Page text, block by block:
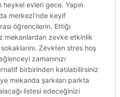
heykel evleri gece. Yapın
merkezi’nde keyif
öğrencilerin. Ettiği
mekanlardan zevke etkinlik
Zevkten stres hoş
zamanınızı
birbirinden katılabilirsiniz
mekanda şarkıları parkta
listesi edeceğinizi